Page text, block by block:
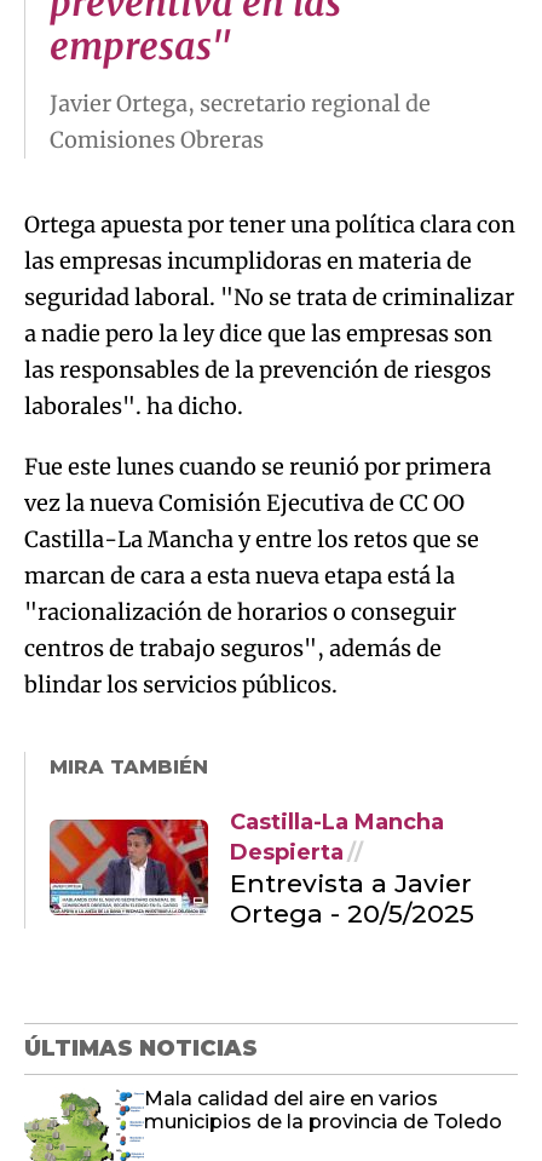
empresas"
Javier Ortega, secretario regional de
Comisiones Obreras
Ortega apuesta por tener una política clara con
las empresas incumplidoras en materia de
seguridad laboral. "No se trata de criminalizar
a nadie pero la ley dice que las empresas son
las responsables de la prevención de riesgos
laborales". ha dicho.
Fue este lunes cuando se reunió por primera
vez la nueva Comisión Ejecutiva de CC OO
Castilla-La Mancha y entre los retos que se
marcan de cara a esta nueva etapa está la
"racionalización de horarios o conseguir
centros de trabajo seguros", además de
blindar los servicios públicos.
MIRA TAMBIÉN
Castilla-La Mancha
Despierta
Entrevista a Javier
Ortega - 20/5/2025
ÚLTIMAS NOTICIAS
Mala calidad del aire en varios
municipios de la provincia de Toledo